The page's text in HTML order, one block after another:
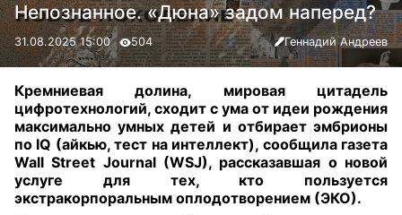
Непознанное. «Дюна» задом наперед?
31.08.2025 15:00 504 Геннадий Андреев
Кремниевая долина, мировая цитадель
цифротехнологий, сходит с ума от идеи рождения
максимально умных детей и отбирает эмбрионы
по IQ (айкью, тест на интеллект), сообщила газета
Wall Street Journal (WSJ), рассказавшая о новой
услуге для тех, кто пользуется
экстракорпоральным оплодотворением (ЭКО).